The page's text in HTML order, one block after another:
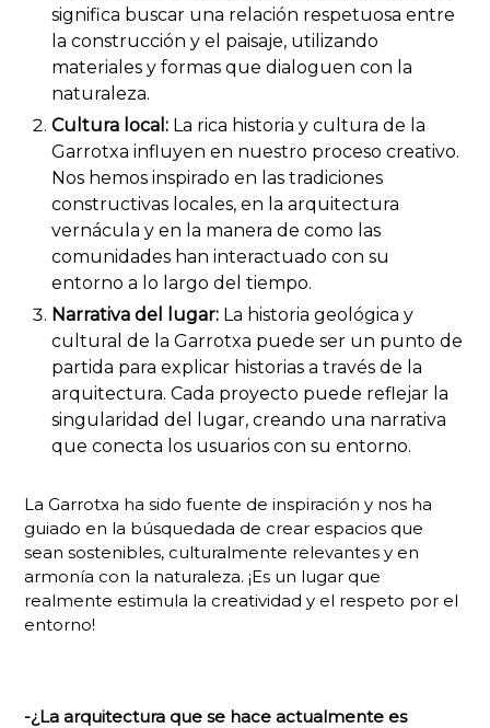
significa buscar una relación respetuosa entre
la construcción y el paisaje, utilizando
materiales y formas que dialoguen con la
naturaleza.
Cultura local: La rica historia y cultura de la
Garrotxa influyen en nuestro proceso creativo.
Nos hemos inspirado en las tradiciones
constructivas locales, en la arquitectura
vernácula y en la manera de como las
comunidades han interactuado con su
entorno a lo largo del tiempo.
Narrativa del lugar: La historia geológica y
cultural de la Garrotxa puede ser un punto de
partida para explicar historias a través de la
arquitectura. Cada proyecto puede reflejar la
singularidad del lugar, creando una narrativa
que conecta los usuarios con su entorno.
La Garrotxa ha sido fuente de inspiración y nos ha
guiado en la búsquedada de crear espacios que
sean sostenibles, culturalmente relevantes y en
armonía con la naturaleza. ¡Es un lugar que
realmente estimula la creatividad y el respeto por el
entorno!
-¿La arquitectura que se hace actualmente es